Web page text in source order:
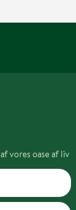
vores oase af liv